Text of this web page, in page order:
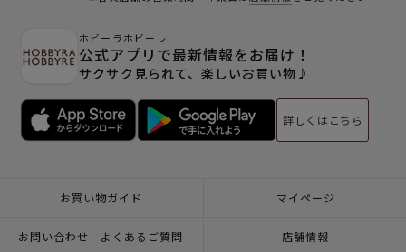
ホビーラホビーレ
公式アプリで最新情報をお届け！
サクサク見られて、楽しいお買い物♪
詳しくはこちら
お買い物ガイド マイページ
お問い合わせ - よくあるご質問 店舗情報